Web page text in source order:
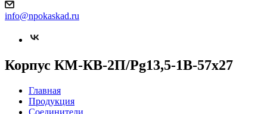
info@npokaskad.ru
Корпус КМ-КВ-2П/Pg13,5-1В-57х27
Главная
Продукция
Соединители